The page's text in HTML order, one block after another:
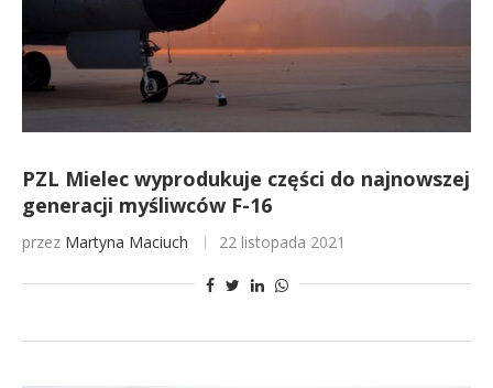
PZL Mielec wyprodukuje części do najnowszej
generacji myśliwców F-16
przez Martyna Maciuch 22 listopada 2021